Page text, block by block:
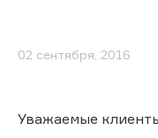
02 сентября, 2016
Уважаемые